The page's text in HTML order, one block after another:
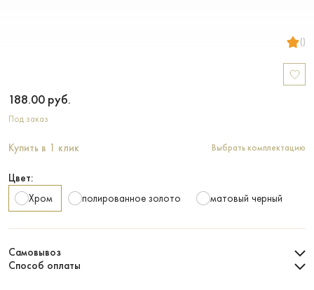
()
188.00 руб.
Под заказ
Купить в 1 клик Выбрать комплектацию
Цвет:
Хром
полированное золото матовый черный
Самовывоз
Способ оплаты